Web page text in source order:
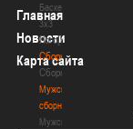
Баскетбол
3х3
Лого[modid=121]
Сборные
Сборные
Мужские
сборные
Мужские
Главная
Новости
Карта сайта